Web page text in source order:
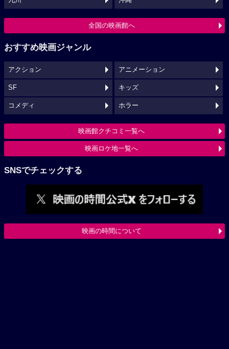
全国の映画館へ
おすすめ映画ジャンル
アクション アニメーション
SF キッズ
コメディ ホラー
映画館クチコミ一覧へ
映画ロケ地一覧へ
SNSでチェックする
映画の時間について